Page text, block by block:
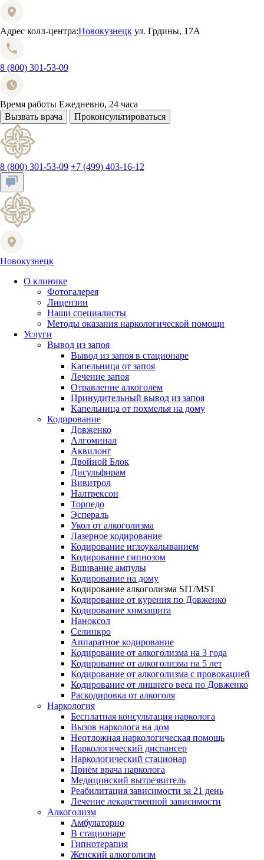
Адрес колл-центра:Новокузнецк ул. Грдины, 17А
8 (800) 301-53-09
Время работы Ежедневно, 24 часа
Вызвать врача
Проконсультироваться
8 (800) 301-53-09 +7 (499) 403-16-12
Новокузнецк
О клинике
Фотогалерея
Лицензии
Наши специалисты
Методы оказания наркологической помощи
Услуги
Вывод из запоя
Вывод из запоя в стационаре
Капельница от запоя
Лечение запоя
Отравление алкоголем
Принудительный вывод из запоя
Капельница от похмелья на дому
Кодирование
Довженко
Алгоминал
Аквилонг
Двойной Блок
Дисульфирам
Вивитрол
Налтрексон
Торпедо
Эспераль
Укол от алкоголизма
Лазерное кодирование
Кодирование иглоукалыванием
Кодирование гипнозом
Вшивание ампулы
Кодирование на дому
Кодирование алкоголизма SIT/MST
Кодирование от курения по Довженко
Кодирование химзащита
Наноксол
Селинкро
Аппаратное кодирование
Кодирование от алкоголизма на 3 года
Кодирование от алкоголизма на 5 лет
Кодирование от алкоголизма с провокацией
Кодирование от лишнего веса по Довженко
Раскодировка от алкоголя
Наркология
Бесплатная консультация нарколога
Вызов нарколога на дом
Неотложная наркологическая помощь
Наркологический диспансер
Наркологический стационар
Приём врача нарколога
Медицинский вытрезвитель
Реабилитация зависимости за 21 день
Лечение лекарственной зависимости
Алкоголизм
Амбулаторно
В стационаре
Гипнотерапия
Женский алкоголизм